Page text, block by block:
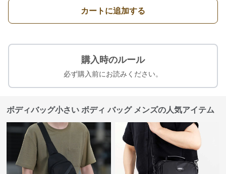
カートに追加する
購入時のルール
必ず購入前にお読みください。
ボディバッグ小さい ボディ バッグ メンズの人気アイテム